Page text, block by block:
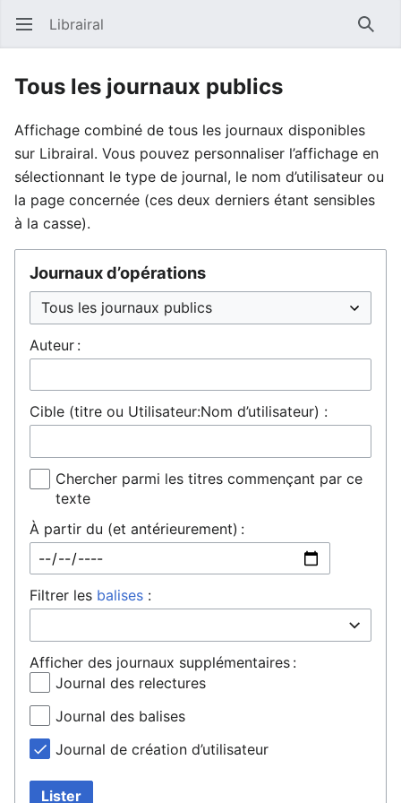
Ouvrir le menu principal Librairal
Tous les journaux publics
Affichage combiné de tous les journaux disponibles
sur Librairal. Vous pouvez personnaliser l’affichage en
sélectionnant le type de journal, le nom d’utilisateur ou
la page concernée (ces deux derniers étant sensibles
à la casse).
Journaux d’opérations
Auteur :
Cible (titre ou Utilisateur:Nom d’utilisateur) :
Chercher parmi les titres commençant par ce
texte
À partir du (et antérieurement) :
Filtrer les balises :
Afficher des journaux supplémentaires :
Journal des relectures
Journal des balises
Journal de création d’utilisateur
Lister